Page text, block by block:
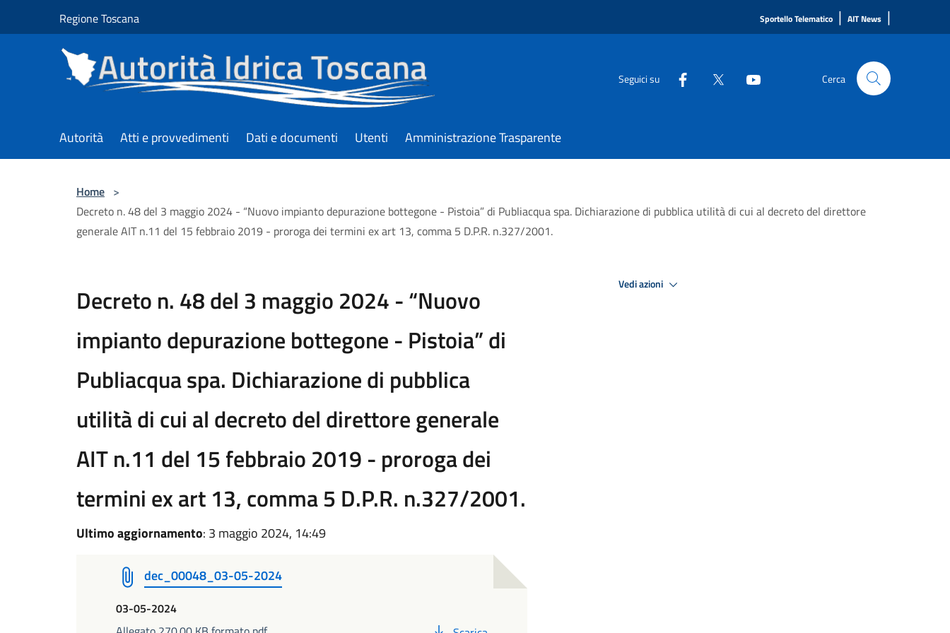
Regione Toscana Sportello Telematico | AIT News |
Seguici su Cerca
Autorità Atti e provvedimenti Dati e documenti Utenti Amministrazione Trasparente
Home >
Decreto n. 48 del 3 maggio 2024 - “Nuovo impianto depurazione bottegone - Pistoia” di Publiacqua spa. Dichiarazione di pubblica utilità di cui al decreto del direttore
generale AIT n.11 del 15 febbraio 2019 - proroga dei termini ex art 13, comma 5 D.P.R. n.327/2001.
Decreto n. 48 del 3 maggio 2024 - “Nuovo
impianto depurazione bottegone - Pistoia” di
Publiacqua spa. Dichiarazione di pubblica
utilità di cui al decreto del direttore generale
AIT n.11 del 15 febbraio 2019 - proroga dei
termini ex art 13, comma 5 D.P.R. n.327/2001.
Ultimo aggiornamento: 3 maggio 2024, 14:49
dec_00048_03-05-2024
03-05-2024
Vedi azioni